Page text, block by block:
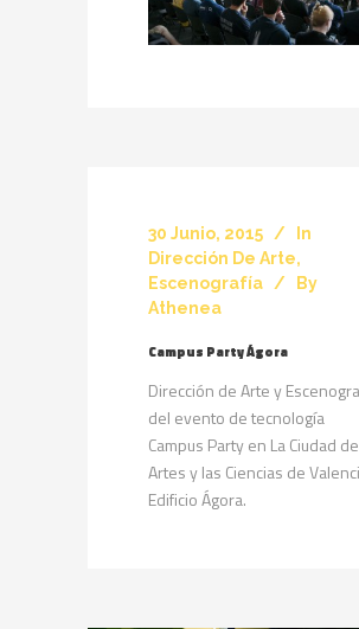
30 Junio, 2015
In
Dirección De Arte,
Escenografía
By
Athenea
Campus Party Ágora
Dirección de Arte y
del evento de tecnología
Campus Party en La Ciudad
Artes y las Ciencias de
Edificio Ágora.